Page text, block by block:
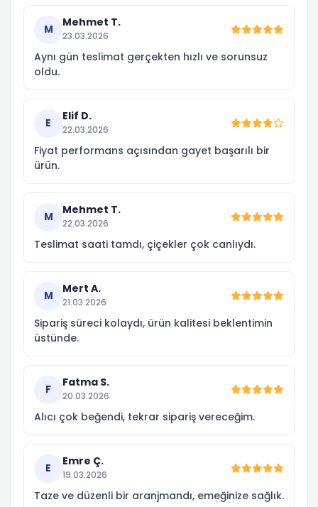
M
Mehmet T.
23.03.2026
Aynı gün teslimat gerçekten hızlı ve sorunsuz
oldu.
E
Elif D.
22.03.2026
Fiyat performans açısından gayet başarılı bir
ürün.
M
Mehmet T.
22.03.2026
Teslimat saati tamdı, çiçekler çok canlıydı.
M
Mert A.
21.03.2026
Sipariş süreci kolaydı, ürün kalitesi beklentimin
üstünde.
F
Fatma S.
20.03.2026
Alıcı çok beğendi, tekrar sipariş vereceğim.
E
Emre Ç.
19.03.2026
Taze ve düzenli bir aranjmandı, emeğinize sağlık.